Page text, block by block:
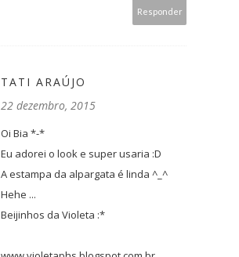
Responder
TATI ARAÚJO
22 dezembro, 2015
Oi Bia *-*
Eu adorei o look e super usaria :D
A estampa da alpargata é linda ^_^
Hehe ...
Beijinhos da Violeta :*